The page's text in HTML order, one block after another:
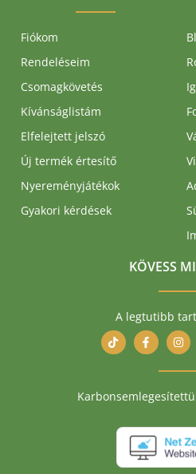
Fiókom
Rendeléseim
Csomagkövetés
Kívánságlistám
Elfelejtett jelszó
Új termék értesítő
Nyereményjátékok
Gyakori kérdések
KÖVESS
A legtutibb